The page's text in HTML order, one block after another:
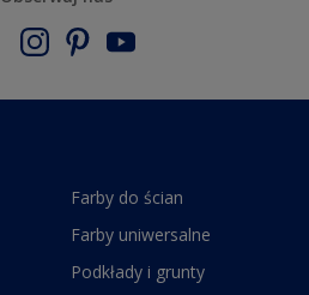
Farby do ścian
Farby uniwersalne
Podkłady i grunty